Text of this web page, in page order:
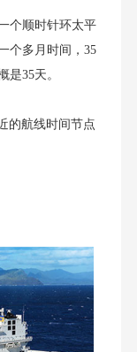
个顺时针环太平
个多月时间，35
是35天。
的航线时间节点